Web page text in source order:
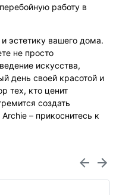
работу в
эстетику вашего дома.
не просто
искусства,
день своей красотой и
тех, кто ценит
создать
– прикоснитесь к